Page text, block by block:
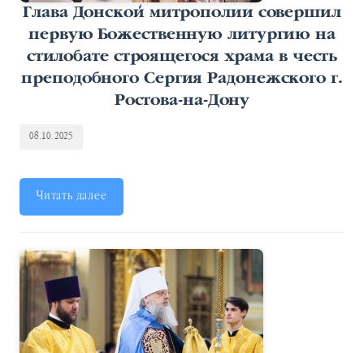
Глава Донской митрополии совершил
первую Божественную литургию на
стилобате строящегося храма в честь
преподобного Сергия Радонежского г.
Ростова-на-Дону
08.10.2025
Читать далее